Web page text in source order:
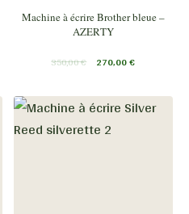
Machine à écrire Brother bleue –
AZERTY
350,00€ 270,00€